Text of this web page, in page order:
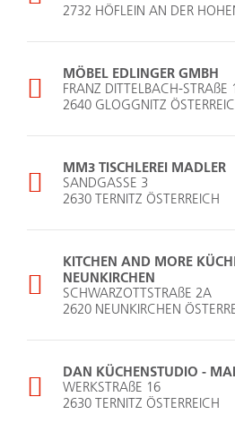
2732 HÖFLEIN AN DER
MÖBEL EDLINGER GMBH
FRANZ DITTELBACH-STRAßE
2640 GLOGGNITZ
MM3 TISCHLEREI MADLER
SANDGASSE 3
2630 TERNITZ ÖSTERREICH
KITCHEN AND MORE
NEUNKIRCHEN
SCHWARZOTTSTRAßE 2A
2620 NEUNKIRCHEN
DAN KÜCHENSTUDIO -
WERKSTRAßE 16
2630 TERNITZ ÖSTERREICH